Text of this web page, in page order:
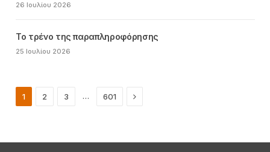
26 Ιουλίου 2026
Το τρένο της παραπληροφόρησης
25 Ιουλίου 2026
1 2 3 … 601 Next